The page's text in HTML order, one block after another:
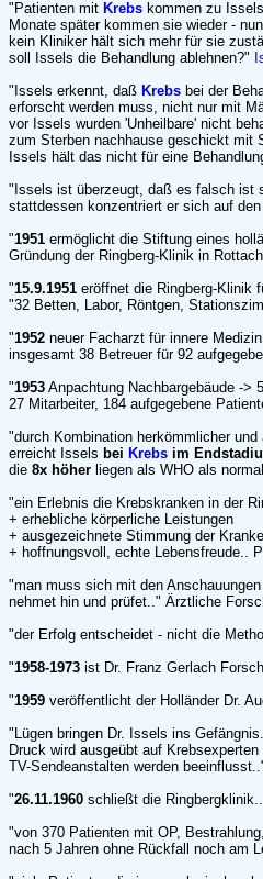
"Patienten mit Krebs kommen zu
Monate später kommen sie wieder -
kein Kliniker hält sich mehr für sie
soll Issels die Behandlung ablehnen?"
"Issels erkennt, daß Krebs bei der
erforscht werden muss, nicht nur mit
vor Issels wurden 'Unheilbare' nicht
zum Sterben nachhause geschickt mit
Issels hält das nicht für eine
"Issels ist überzeugt, daß es falsch ist
stattdessen konzentriert er sich auf
"1951 ermöglicht die Stiftung eines
Gründung der Ringberg-Klinik in
"15.9.1951 eröffnet die Ringberg-Klinik
"32 Betten, Labor, Röntgen,
"1952 neuer Facharzt für innere
insgesamt 38 Betreuer für 92
"1953 Anpachtung Nachbargebäude ->
27 Mitarbeiter, 184 aufgegebene
"durch Kombination herkömmlicher
erreicht Issels bei Krebs im
die 8x höher liegen als WHO als
"ein Erlebnis die Krebskranken in der
+ erhebliche körperliche Leistungen
+ ausgezeichnete Stimmung der
+ hoffnungsvoll, echte Lebensfreude..
"man muss sich mit den
nehmet hin und prüfet.." Ärztliche
"der Erfolg entscheidet - nicht die
"1958-1973 ist Dr. Franz Gerlach
"1959 veröffentlicht der Holländer Dr.
"Lügen bringen Dr. Issels ins
Druck wird ausgeübt auf
TV-Sendeanstalten werden
"26.11.1960 schließt die
"von 370 Patienten mit OP,
nach 5 Jahren ohne Rückfall noch am